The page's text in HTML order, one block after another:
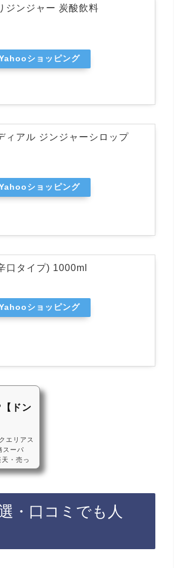
ジンジャー 炭酸飲料
ショッピング
ィアル ジンジャーシロップ
ショッピング
口タイプ) 1000ml
ショッピング
ドン
エリアス
スーパ
・売っ
ンキホ
エアー
・口コミでも人